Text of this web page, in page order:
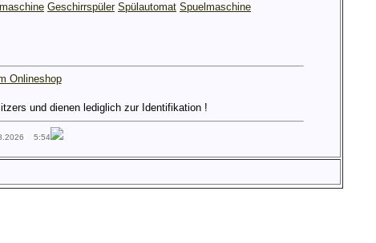
Geschirrspüler Spülautomat Spuelmaschine
Onlineshop
und dienen lediglich zur Identifikation !
5:54